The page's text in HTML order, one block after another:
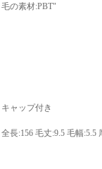
毛の素材:PBT"
キャップ付き
全長:156 毛丈:9.5 毛幅:5.5